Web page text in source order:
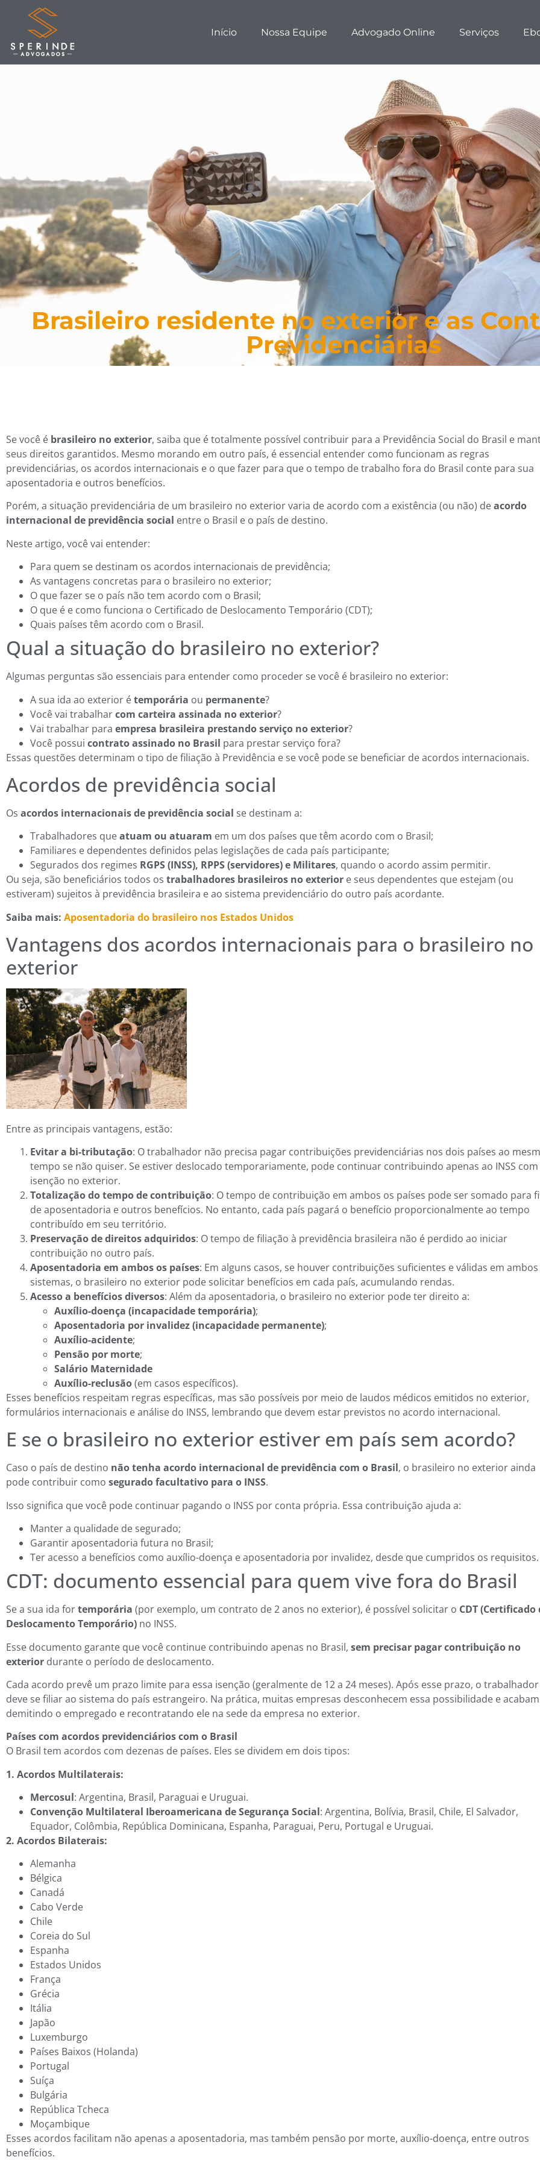
Início Nossa Equipe Advogado Online Serviços
Brasileiro residente no exterior e as
Previdenciárias
Se você é brasileiro no exterior, saiba que é totalmente possível contribuir para a Previdência Social do Brasil e
seus direitos garantidos. Mesmo morando em outro país, é essencial entender como funcionam as regras
previdenciárias, os acordos internacionais e o que fazer para que o tempo de trabalho fora do Brasil conte para sua
aposentadoria e outros benefícios.
Porém, a situação previdenciária de um brasileiro no exterior varia de acordo com a existência (ou não) deacordo
internacional de previdência social entre o Brasil e o país de destino.
Neste artigo, você vai entender:
Para quem se destinam os acordos internacionais de previdência;
As vantagens concretas para o brasileiro no exterior;
O que fazer se o país não tem acordo com o Brasil;
O que é e como funciona o Certificado de Deslocamento Temporário (CDT);
Quais países têm acordo com o Brasil.
Qual a situação do brasileiro no exterior?
Algumas perguntas são essenciais para entender como proceder se você é brasileiro no exterior:
A sua ida ao exterior étemporária ou permanente?
Você vai trabalharcom carteira assinada no exterior?
Vai trabalhar para empresa brasileira prestando serviço no exterior?
Você possui contrato assinado no Brasil para prestar serviço fora?
Essas questões determinam o tipo de filiação à Previdência e se você pode se beneficiar de acordos internacionais.
Acordos de previdência social
Os acordos internacionais de previdência social se destinam a:
Trabalhadores queatuam ou atuaram em um dos países que têm acordo com o Brasil;
Familiares e dependentes definidos pelas legislações de cada país participante;
Segurados dos regimes RGPS (INSS), RPPS (servidores) e Militares, quando o acordo assim permitir.
Ou seja, são beneficiários todos os trabalhadores brasileiros no exterior e seus dependentes que estejam (ou
estiveram) sujeitos à previdência brasileira e ao sistema previdenciário do outro país acordante.
Saiba mais: Aposentadoria do brasileiro nos Estados Unidos
Vantagens dos acordos internacionais para o brasileiro no
exterior
Entre as principais vantagens, estão:
Evitar a bi-tributação: O trabalhador não precisa pagar contribuições previdenciárias nos dois países ao
tempo se não quiser. Se estiver deslocado temporariamente, pode continuar contribuindo apenas ao INSS com
isenção no exterior.
Totalização do tempo de contribuição: O tempo de contribuição em ambos os países pode ser somado para
de aposentadoria e outros benefícios. No entanto, cada país pagará o benefício proporcionalmente ao tempo
contribuído em seu território.
Preservação de direitos adquiridos: O tempo de filiação à previdência brasileira não é perdido ao iniciar
contribuição no outro país.
Aposentadoria em ambos os países: Em alguns casos, se houver contribuições suficientes e válidas em
sistemas, o brasileiro no exterior pode solicitar benefícios em cada país, acumulando rendas.
Acesso a benefícios diversos: Além da aposentadoria, o brasileiro no exterior pode ter direito a:
Auxílio-doença (incapacidade temporária);
Aposentadoria por invalidez (incapacidade permanente);
Auxílio-acidente;
Pensão por morte;
Salário Maternidade
Auxílio-reclusão(em casos específicos).
Esses benefícios respeitam regras específicas, mas são possíveis por meio de laudos médicos emitidos no exterior,
formulários internacionais e análise do INSS, lembrando que devem estar previstos no acordo internacional.
E se o brasileiro no exterior estiver em país sem acordo?
Caso o país de destino não tenha acordo internacional de previdência com o Brasil, o brasileiro no exterior ainda
pode contribuir como segurado facultativo para o INSS.
Isso significa que você pode continuar pagando o INSS por conta própria. Essa contribuição ajuda a:
Manter a qualidade de segurado;
Garantir aposentadoria futura no Brasil;
Ter acesso a benefícios como auxílio-doença e aposentadoria por invalidez, desde que cumpridos os requisitos.
CDT: documento essencial para quem vive fora do Brasil
Se a sua ida fortemporária (por exemplo, um contrato de 2 anos no exterior), é possível solicitar o CDT (Certificado
Deslocamento Temporário) no INSS.
Esse documento garante que você continue contribuindo apenas no Brasil, sem precisar pagar contribuição no
exterior durante o período de deslocamento.
Cada acordo prevê um prazo limite para essa isenção (geralmente de 12 a 24 meses). Após esse prazo, o trabalhador
deve se filiar ao sistema do país estrangeiro. Na prática, muitas empresas desconhecem essa possibilidade e acabam
demitindo o empregado e recontratando ele na sede da empresa no exterior.
Países com acordos previdenciários com o Brasil
O Brasil tem acordos com dezenas de países. Eles se dividem em dois tipos:
1. Acordos Multilaterais:
Mercosul: Argentina, Brasil, Paraguai e Uruguai.
Convenção Multilateral Iberoamericana de Segurança Social: Argentina, Bolívia, Brasil, Chile, El Salvador,
Equador, Colômbia, República Dominicana, Espanha, Paraguai, Peru, Portugal e Uruguai.
2. Acordos Bilaterais:
Alemanha
Bélgica
Canadá
Cabo Verde
Chile
Coreia do Sul
Espanha
Estados Unidos
França
Grécia
Itália
Japão
Luxemburgo
Países Baixos (Holanda)
Portugal
Suíça
Bulgária
República Tcheca
Moçambique
Esses acordos facilitam não apenas a aposentadoria, mas também pensão por morte, auxílio-doença, entre outros
benefícios.